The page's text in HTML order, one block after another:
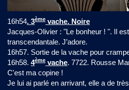
16h54. 3ème vache. Noire
Jacques-Olivier : "Le bonheur ! ". Il
transcendantale. J’adore.
16h57. Sortie de la vache pour
16h58. 4ème vache. 7722. Rousse
C'est ma copine !
Je lui ai parlé en arrivant, elle a de